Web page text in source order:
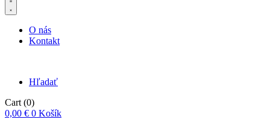
O nás
Kontakt
Hľadať
Cart (0)
0,00 € 0 Košík